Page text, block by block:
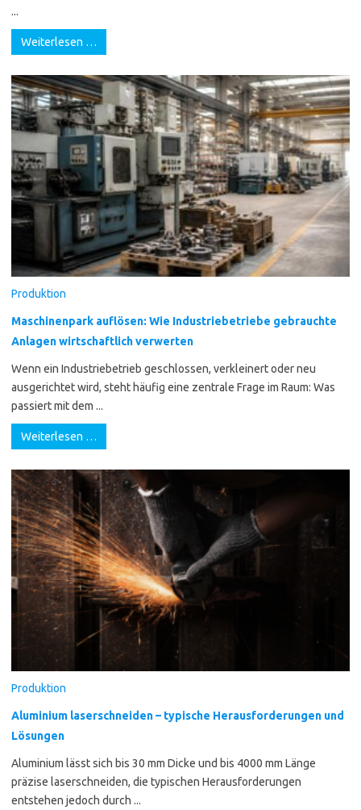
...
Weiterlesen …
Produktion
Maschinenpark auflösen: Wie Industriebetriebe gebrauchte
Anlagen wirtschaftlich verwerten
Wenn ein Industriebetrieb geschlossen, verkleinert oder neu
ausgerichtet wird, steht häufig eine zentrale Frage im Raum: Was
passiert mit dem ...
Weiterlesen …
Produktion
Aluminium laserschneiden – typische Herausforderungen und
Lösungen
Aluminium lässt sich bis 30 mm Dicke und bis 4000 mm Länge
präzise laserschneiden, die typischen Herausforderungen
entstehen jedoch durch ...